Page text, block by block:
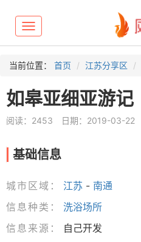
Toggle
navigation
当前位置： 首页 江苏分享区
如皋亚细亚游记
阅读：2453 日期：2019-03-22
基础信息
城市区域： 江苏 - 南通
信息种类：
洗浴场所
信息来源：
自己开发